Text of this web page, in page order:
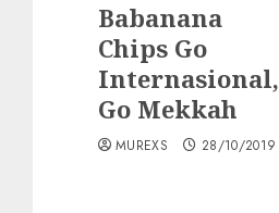
Babanana
Chips Go
Internasional,
Go Mekkah
MUREXS 28/10/2019